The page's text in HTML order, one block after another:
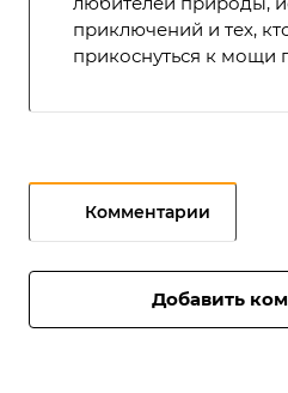
приключений и тех,
прикоснуться к мощи
Комментарии
Добавить